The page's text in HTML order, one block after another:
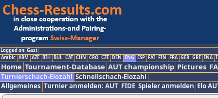
Logged on: Gast
Arabic ARM AZE BIH BUL CAT CHN CRO CZE DEN ENG ESP FAI FIN FRA GER GRE INA
Home Tournament-Database AUT championship Pictures
Turnierschach-Elozahl Schnellschach-Elozahl
Allgemeines Turnier anmelden: AUT FIDE Spieler anmelden Elo